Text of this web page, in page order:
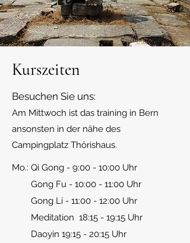
Kurszeiten
Besuchen Sie uns:
Am Mittwoch ist das training in Bern
ansonsten in der nähe des
Campingplatz Thörishaus.
Mo.: Qi Gong - 9:00 - 10:00 Uhr
Gong Fu - 10:00 - 11:00 Uhr
Gong Li - 11:00 - 12:00 Uhr
Meditation 18:15 - 19:15 Uhr
Daoyin 19:15 - 20:15 Uhr